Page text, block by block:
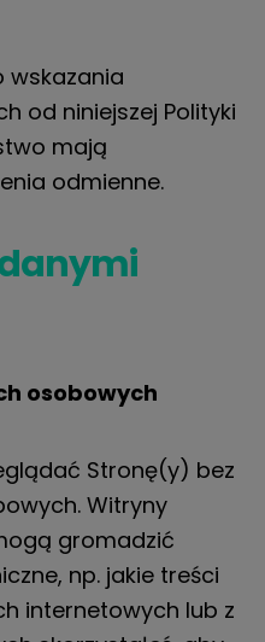
wskazania
od niniejszej Polityki
mają
odmienne.
osobowych
Stronę(y) bez
Witryny
gromadzić
np. jakie treści
internetowych lub z